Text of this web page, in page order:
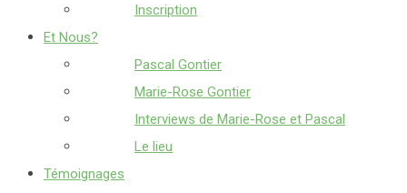
Inscription
Et Nous?
Pascal Gontier
Marie-Rose Gontier
Interviews de Marie-Rose et Pascal
Le lieu
Témoignages